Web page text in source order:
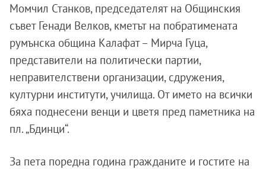
Момчил Станков, председателят на Общинския
съвет Генади Велков, кметът на побратимената
румънска община Калафат – Мирча Гуца,
представители на политически партии,
неправителствени организации, сдружения,
културни институти, училища. От името на всички
бяха поднесени венци и цветя пред паметника на
пл. „Бдинци“.
За пета поредна година гражданите и гостите на